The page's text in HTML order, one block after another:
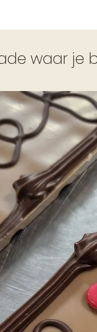
waar je